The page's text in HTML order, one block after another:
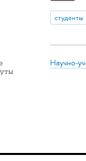
студенты
Научно-